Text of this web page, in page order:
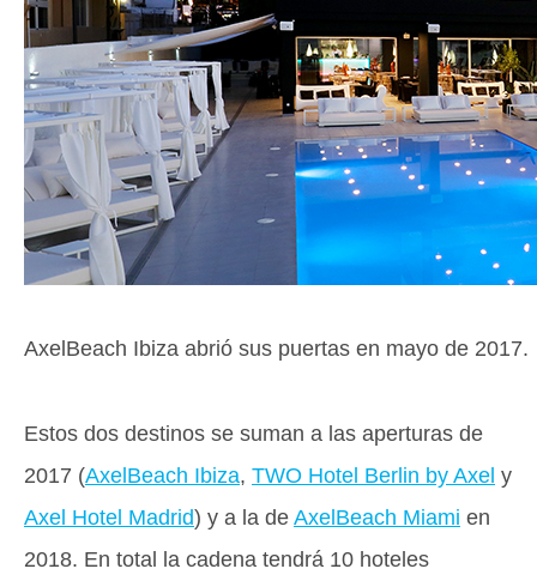
AxelBeach Ibiza abrió sus puertas en mayo de 2017.
Estos dos destinos se suman a las aperturas de
2017 (AxelBeach Ibiza, TWO Hotel Berlin by Axel y
Axel Hotel Madrid) y a la de AxelBeach Miami en
2018. En total la cadena tendrá 10 hoteles